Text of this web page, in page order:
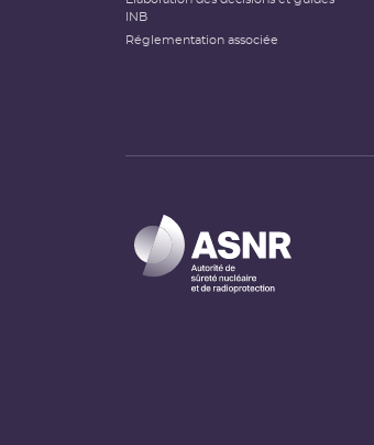
INB
Réglementation associée